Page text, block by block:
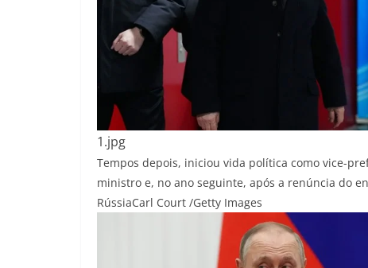
1.jpg
Tempos depois, iniciou vida política como vice-
ministro e, no ano seguinte, após a renúncia do
RússiaCarl Court /Getty Images